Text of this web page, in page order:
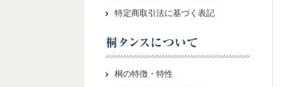
特定商取引法に基づく表記
桐の特徴・特性